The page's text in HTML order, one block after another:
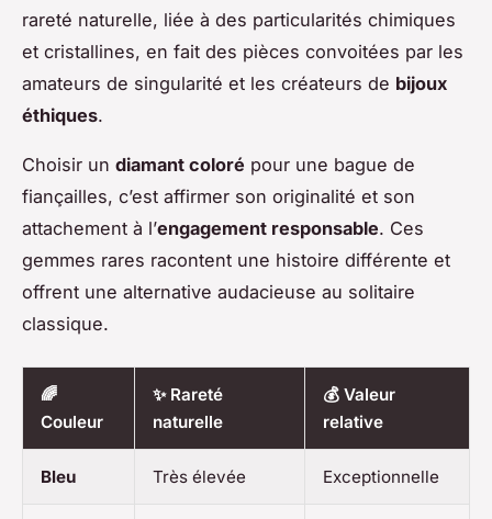
rareté naturelle, liée à des particularités chimiques
et cristallines, en fait des pièces convoitées par les
amateurs de singularité et les créateurs de bijoux
éthiques.
Choisir un diamant coloré pour une bague de
fiançailles, c’est affirmer son originalité et son
attachement à l’engagement responsable. Ces
gemmes rares racontent une histoire différente et
offrent une alternative audacieuse au solitaire
classique.
🌈
Couleur
✨ Rareté
naturelle
💰 Valeur
relative
Bleu Très élevée Exceptionnelle